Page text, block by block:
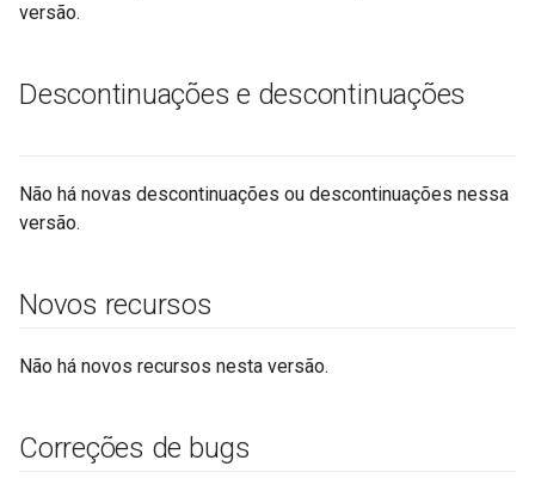
versão.
Descontinuações e descontinuações
Não há novas descontinuações ou descontinuações nessa
versão.
Novos recursos
Não há novos recursos nesta versão.
Correções de bugs